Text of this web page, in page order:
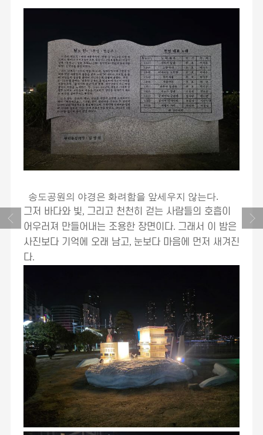
송도공원의 야경은 화려함을 앞세우지 않는다.
그저 바다와 빛, 그리고 천천히 걷는 사람들의 호흡이
어우러져 만들어내는 조용한 장면이다. 그래서 이 밤은
사진보다 기억에 오래 남고, 눈보다 마음에 먼저 새겨진
다.